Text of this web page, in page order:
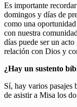
Es importante
domingos y días de
como una
con nuestra
días puede ser un
relación con Dios y
¿Hay un sustento
Sí, hay varios pasajes
de asistir a Misa los